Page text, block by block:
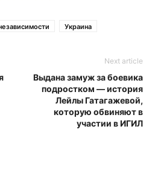
Украина
Next article
Выдана замуж за боевика
подростком — история
Лейлы Гатагажевой,
которую обвиняют в
участии в ИГИЛ